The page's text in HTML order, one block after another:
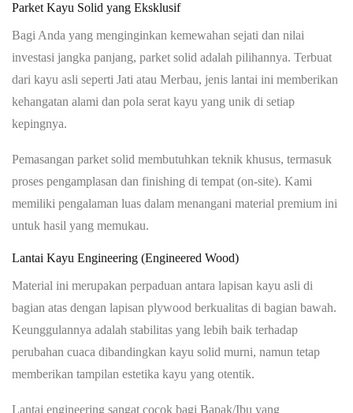
Parket Kayu Solid yang Eksklusif
Bagi Anda yang menginginkan kemewahan sejati dan nilai
investasi jangka panjang, parket solid adalah pilihannya. Terbuat
dari kayu asli seperti Jati atau Merbau, jenis lantai ini memberikan
kehangatan alami dan pola serat kayu yang unik di setiap
kepingnya.
Pemasangan parket solid membutuhkan teknik khusus, termasuk
proses pengamplasan dan finishing di tempat (on-site). Kami
memiliki pengalaman luas dalam menangani material premium ini
untuk hasil yang memukau.
Lantai Kayu Engineering (Engineered Wood)
Material ini merupakan perpaduan antara lapisan kayu asli di
bagian atas dengan lapisan plywood berkualitas di bagian bawah.
Keunggulannya adalah stabilitas yang lebih baik terhadap
perubahan cuaca dibandingkan kayu solid murni, namun tetap
memberikan tampilan estetika kayu yang otentik.
Lantai engineering sangat cocok bagi Bapak/Ibu yang